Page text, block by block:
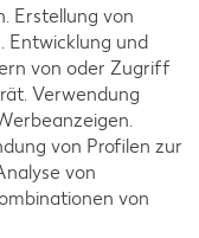
800-ml-Großpackg.
Erstellung von
Entwicklung und
von oder Zugriff
Verwendung
von Profilen zur
von
von